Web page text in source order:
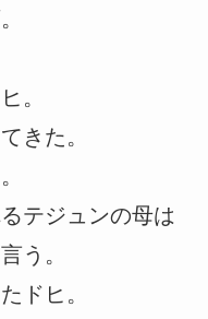
。
きた。
テジュンの母は
う。
ドヒ。